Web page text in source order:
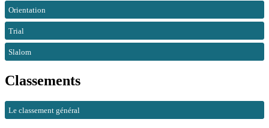
Orientation
Trial
Slalom
Classements
Le classement général